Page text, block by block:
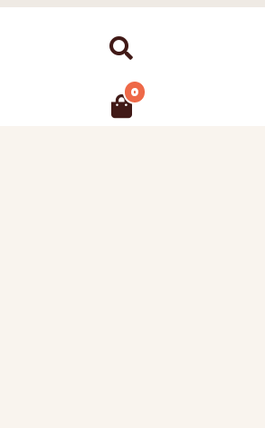
Suchen
0